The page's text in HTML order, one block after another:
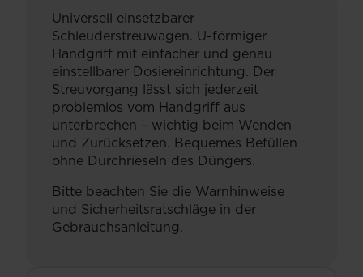
Universell einsetzbarer
Schleuderstreuwagen. U-förmiger
Handgriff mit einfacher und genau
einstellbarer Dosiereinrichtung. Der
Streuvorgang lässt sich jederzeit
problemlos vom Handgriff aus
unterbrechen – wichtig beim Wenden
und Zurücksetzen. Bequemes Befüllen
ohne Durchrieseln des Düngers.
Bitte beachten Sie die Warnhinweise
und Sicherheitsratschläge in der
Gebrauchsanleitung.